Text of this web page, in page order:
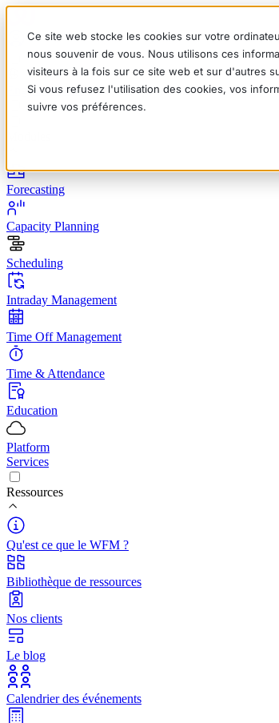
Ce site web stocke les cookies sur votre
nous souvenir de vous. Nous utilisons ces
visiteurs à la fois sur ce site web et sur d'autres
Si vous refusez l'utilisation des cookies, vos
suivre vos préférences.
EnglishDeutschFrançaisEspañolItaliano
Forecasting
Capacity Planning
Scheduling
Intraday Management
Time Off Management
Time & Attendance
Education
Platform
Services
Ressources
Qu'est ce que le WFM ?
Bibliothèque de ressources
Nos clients
Le blog
Calendrier des événements